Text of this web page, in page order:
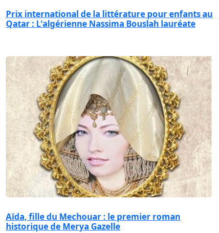
Prix international de la littérature pour enfants au
Qatar : L'algérienne Nassima Bouslah lauréate
Aïda, fille du Mechouar : le premier roman
historique de Merya Gazelle